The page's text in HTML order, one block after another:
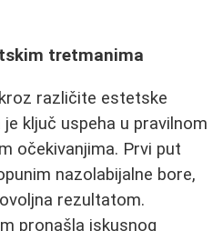
tretmanima
različite estetske
ključ uspeha u pravilnom
očekivanjima. Prvi put
nazolabijalne bore,
rezultatom.
pronašla iskusnog